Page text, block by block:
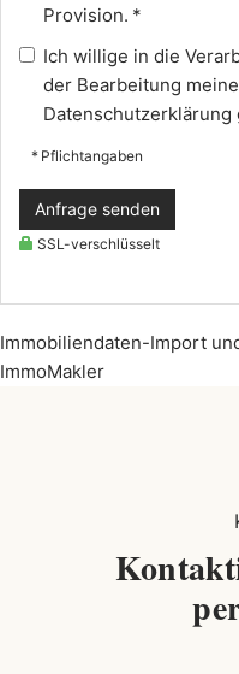
Provision. *
Ich willige in die
der Bearbeitung
Datenschutzerklärung
* Pflichtangaben
Anfrage senden
SSL-verschlüsselt
Immobiliendaten-Import
ImmoMakler